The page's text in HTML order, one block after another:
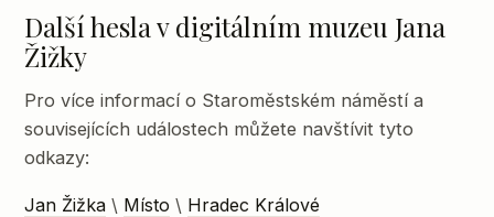
Další hesla v digitálním muzeu Jana
Žižky
Pro více informací o Staroměstském náměstí a
souvisejících událostech můžete navštívit tyto
odkazy:
Jan Žižka \ Místo \ Hradec Králové